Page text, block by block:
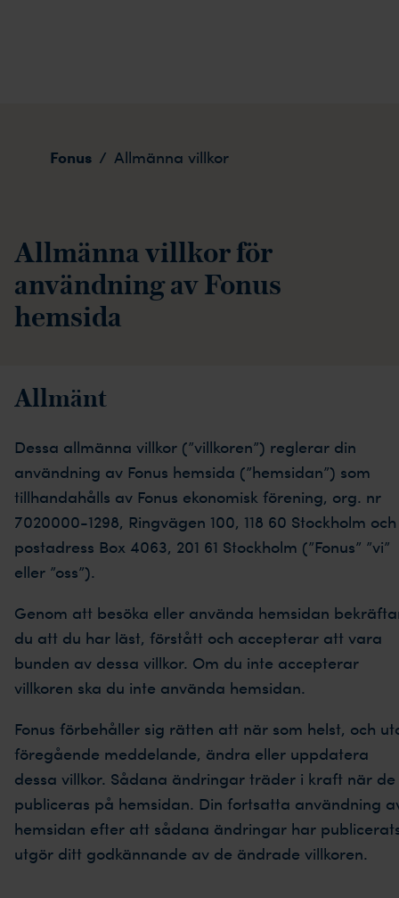
Fonus / Allmänna villkor
Allmänna villkor för
användning av Fonus
hemsida
Allmänt
Dessa allmänna villkor (”villkoren”) reglerar din
användning av Fonus hemsida (”hemsidan”) som
tillhandahålls av Fonus ekonomisk förening, org. nr
7020000-1298, Ringvägen 100, 118 60 Stockholm och
postadress Box 4063, 201 61 Stockholm (”Fonus” ”vi”
eller ”oss”).
Genom att besöka eller använda hemsidan
du att du har läst, förstått och accepterar att vara
bunden av dessa villkor. Om du inte accepterar
villkoren ska du inte använda hemsidan.
Fonus förbehåller sig rätten att när som helst, och
föregående meddelande, ändra eller uppdatera
dessa villkor. Sådana ändringar träder i kraft när de
publiceras på hemsidan. Din fortsatta användning
hemsidan efter att sådana ändringar har
utgör ditt godkännande av de ändrade villkoren.